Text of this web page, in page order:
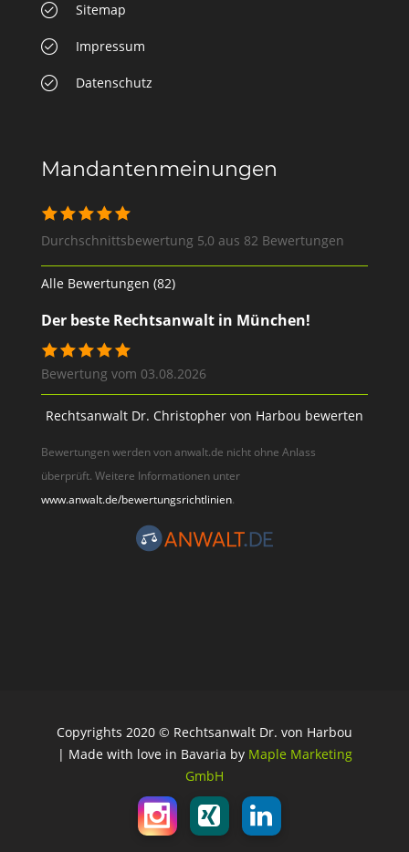
Sitemap
Impressum
Datenschutz
Mandantenmeinungen
Durchschnittsbewertung 5,0 aus 82 Bewertungen
Alle Bewertungen (82)
Der beste Rechtsanwalt in München!
Bewertung vom 03.08.2026
Rechtsanwalt Dr. Christopher von Harbou bewerten
Bewertungen werden von anwalt.de nicht ohne Anlass
überprüft. Weitere Informationen unter
www.anwalt.de/bewertungsrichtlinien.
Copyrights 2020 © Rechtsanwalt Dr. von Harbou
| Made with love in Bavaria by Maple Marketing
GmbH